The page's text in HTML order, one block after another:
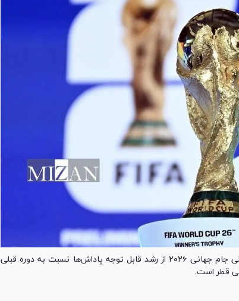
فدراسیون جهانی فوتبال با اعلام جزئیات جوایز مالی جام جهانی ۲۰۲۶ از رشد قابل توجه پاداش‌ها نسبت به دوره قبلی